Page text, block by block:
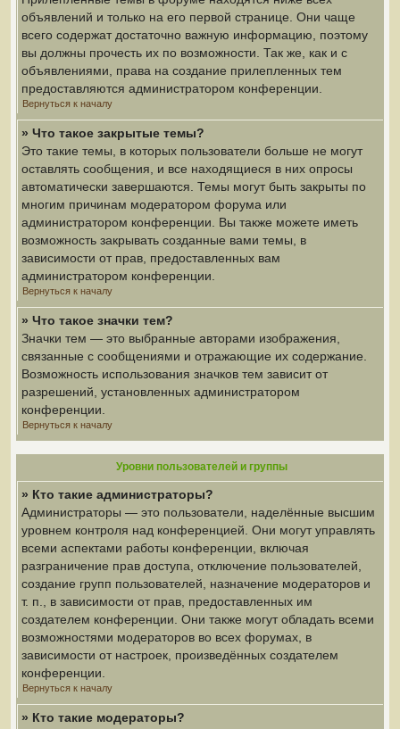
объявлений и только на его первой странице. Они чаще
всего содержат достаточно важную информацию, поэтому
вы должны прочесть их по возможности. Так же, как и с
объявлениями, права на создание прилепленных тем
предоставляются администратором конференции.
Вернуться к началу
» Что такое закрытые темы?
Это такие темы, в которых пользователи больше не могут
оставлять сообщения, и все находящиеся в них опросы
автоматически завершаются. Темы могут быть закрыты по
многим причинам модератором форума или
администратором конференции. Вы также можете иметь
возможность закрывать созданные вами темы, в
зависимости от прав, предоставленных вам
администратором конференции.
Вернуться к началу
» Что такое значки тем?
Значки тем — это выбранные авторами изображения,
связанные с сообщениями и отражающие их содержание.
Возможность использования значков тем зависит от
разрешений, установленных администратором
конференции.
Вернуться к началу
Уровни пользователей и группы
» Кто такие администраторы?
Администраторы — это пользователи, наделённые высшим
уровнем контроля над конференцией. Они могут управлять
всеми аспектами работы конференции, включая
разграничение прав доступа, отключение пользователей,
создание групп пользователей, назначение модераторов и
т. п., в зависимости от прав, предоставленных им
создателем конференции. Они также могут обладать всеми
возможностями модераторов во всех форумах, в
зависимости от настроек, произведённых создателем
конференции.
Вернуться к началу
» Кто такие модераторы?